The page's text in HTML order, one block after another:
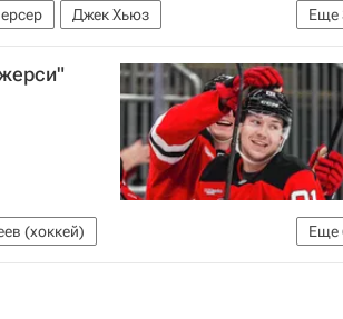
Еще
Джек Хьюз
хоккейная лига (НХЛ)
Еще
(хоккей)
Коннор Браун
Матиас Маччелли